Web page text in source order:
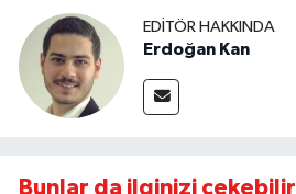
EDITÖR HAKKINDA
Erdoğan Kan
Bunlar da ilginizi çekebilir